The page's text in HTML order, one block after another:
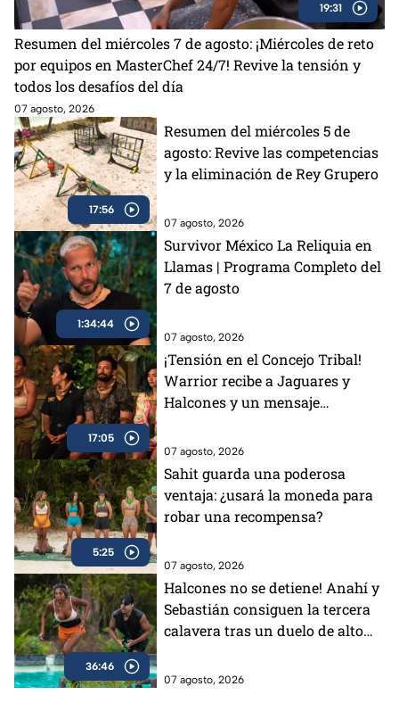
19:31
Resumen del miércoles 7 de agosto: ¡Miércoles de reto
por equipos en MasterChef 24/7! Revive la tensión y
todos los desafíos del día
07 agosto, 2026
17:56
Resumen del miércoles 5 de
agosto: Revive las competencias
y la eliminación de Rey Grupero
07 agosto, 2026
1:34:44
Survivor México La Reliquia en
Llamas | Programa Completo del
7 de agosto
07 agosto, 2026
17:05
¡Tensión en el Concejo Tribal!
Warrior recibe a Jaguares y
Halcones y un mensaje
07 agosto, 2026
5:25
Sahit guarda una poderosa
ventaja: ¿usará la moneda para
robar una recompensa?
07 agosto, 2026
36:46
Halcones no se detiene! Anahí y
Sebastián consiguen la tercera
calavera tras un duelo de alto
07 agosto, 2026